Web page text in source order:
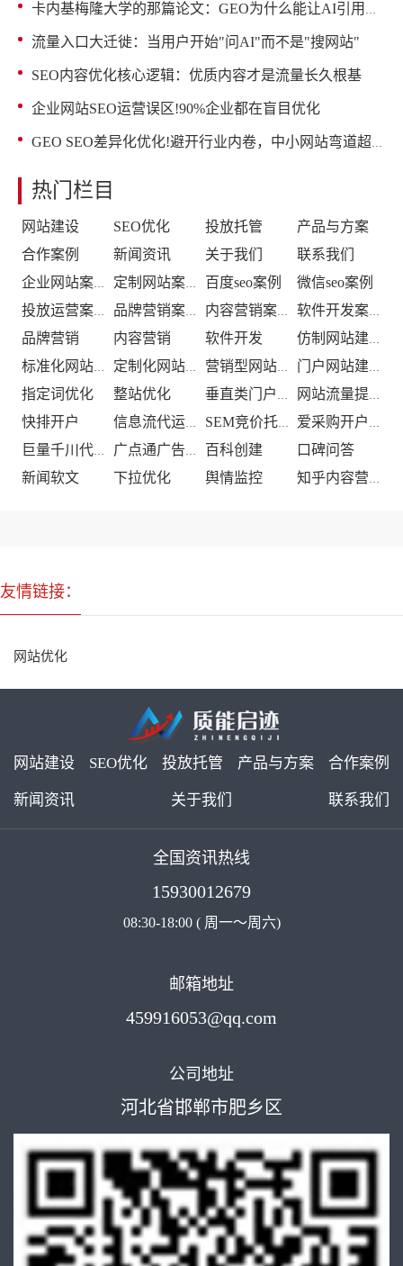
卡内基梅隆大学的那篇论文：GEO为什么能让AI引用率提升40%
流量入口大迁徙：当用户开始"问AI"而不是"搜网站"
SEO内容优化核心逻辑：优质内容才是流量长久根基
企业网站SEO运营误区!90%企业都在盲目优化
GEO SEO差异化优化!避开行业内卷，中小网站弯道超车
热门栏目
网站建设 SEO优化 投放托管
产品与方案
合作案例
新闻资讯 关于我们 联系我们
企业网站案例 定制网站案例 百度seo案例 微信seo案例
投放运营案例 品牌营销案例 内容营销案例 软件开发案例
品牌营销 内容营销 软件开发 仿制网站建设
标准化网站建设 定制化网站建设 营销型网站建设 门户网站建设
指定词优化 整站优化 垂直类门户优化 网站流量提升
快排开户 信息流代运营 SEM竞价托管 爱采购开户推广
巨量千川代运营 广点通广告投放 百科创建
口碑问答
新闻软文
下拉优化 舆情监控 知乎内容营销
友情链接：
网站优化
网站建设 SEO优化 投放托管 产品与方案 合作案例
新闻资讯 关于我们 联系我们
全国资讯热线
15930012679
08:30-18:00 ( 周一～周六)
邮箱地址
459916053@qq.com
公司地址
河北省邯郸市肥乡区